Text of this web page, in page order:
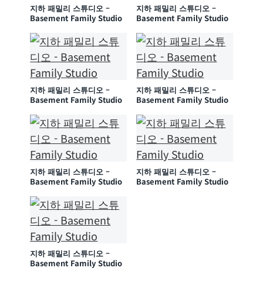
지하 패밀리 스튜디오 –
Basement Family Studio
지하 패밀리 스튜디오 –
Basement Family Studio
지하 패밀리 스튜디오 –
Basement Family Studio
지하 패밀리 스튜디오 –
Basement Family Studio
지하 패밀리 스튜디오 –
Basement Family Studio
지하 패밀리 스튜디오 –
Basement Family Studio
지하 패밀리 스튜디오 –
Basement Family Studio